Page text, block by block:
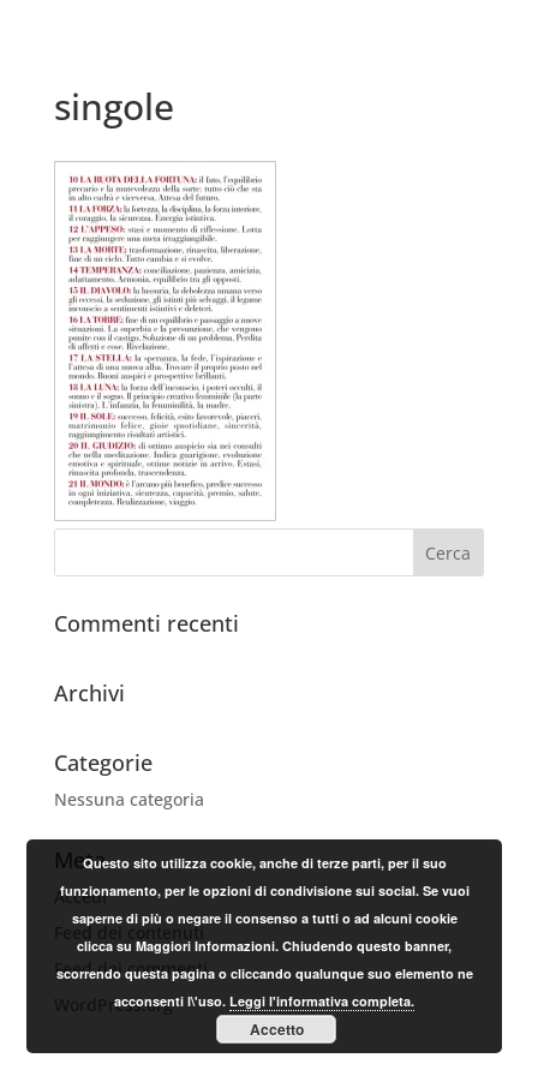
singole
Commenti recenti
Archivi
Categorie
Nessuna categoria
Meta
Accedi
Feed dei contenuti
Feed dei commenti
WordPress.org
Questo sito utilizza cookie, anche di terze parti, per il suo
funzionamento, per le opzioni di condivisione sui social. Se vuoi
saperne di più o negare il consenso a tutti o ad alcuni cookie
clicca su Maggiori Informazioni. Chiudendo questo banner,
scorrendo questa pagina o cliccando qualunque suo elemento ne
acconsenti l\'uso.Leggi l'informativa completa.
Accetto